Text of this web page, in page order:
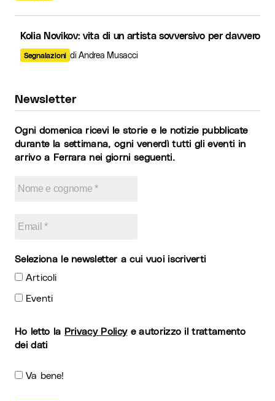
Kolia Novikov: vita di un artista sovversivo per davvero
Segnalazioni di Andrea Musacci
Newsletter
Ogni domenica ricevi le storie e le notizie pubblicate
durante la settimana, ogni venerdì tutti gli eventi in
arrivo a Ferrara nei giorni seguenti.
Seleziona le newsletter a cui vuoi iscriverti
Articoli
Eventi
Ho letto la Privacy Policye autorizzo il trattamento
dei dati
Va bene!